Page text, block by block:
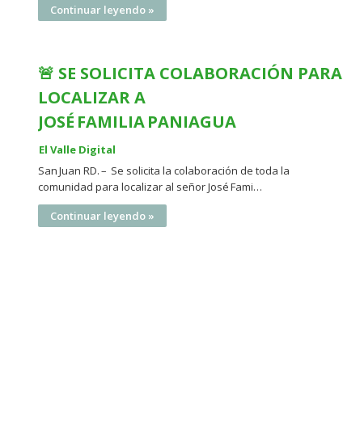
Continuar leyendo »
🚨 SE SOLICITA COLABORACIÓN PARA
LOCALIZAR A
JOSÉ FAMILIA PANIAGUA
El Valle Digital
San Juan RD. – Se solicita la colaboración de toda la
comunidad para localizar al señor José Fami…
Continuar leyendo »